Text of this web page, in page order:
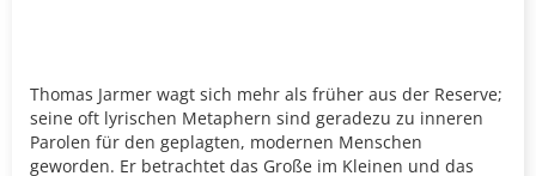
Thomas Jarmer wagt sich mehr als früher aus der Reserve;
seine oft lyrischen Metaphern sind geradezu zu inneren
Parolen für den geplagten, modernen Menschen
geworden. Er betrachtet das Große im Kleinen und das